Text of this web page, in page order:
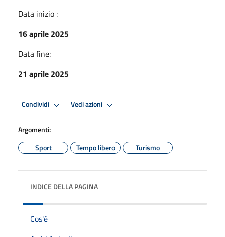
Data inizio :
16 aprile 2025
Data fine:
21 aprile 2025
Condividi Vedi azioni
Argomenti:
Sport
Tempo libero Turismo
INDICE DELLA PAGINA
Cos'è